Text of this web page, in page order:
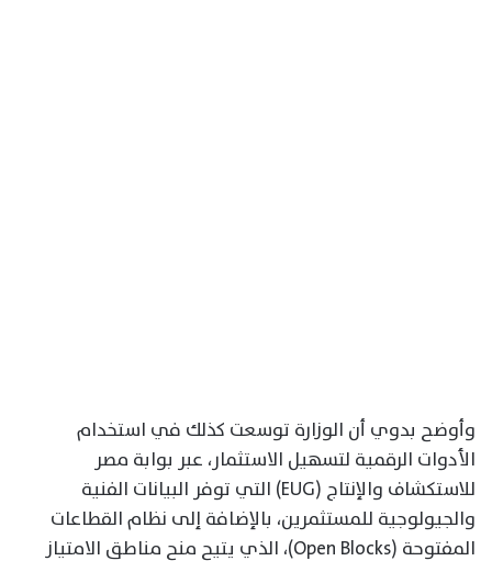
وأوضح بدوي أن الوزارة توسعت كذلك في استخدام
الأدوات الرقمية لتسهيل الاستثمار، عبر بوابة مصر
للاستكشاف والإنتاج (EUG) التي توفر البيانات الفنية
والجيولوجية للمستثمرين، بالإضافة إلى نظام القطاعات
المفتوحة (Open Blocks)، الذي يتيح منح مناطق الامتياز